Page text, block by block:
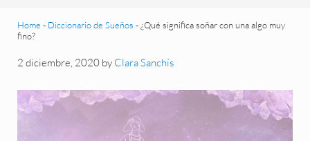
Home - Diccionario de Sueños -¿Qué significa soñar con una algo muy
fino?
2 diciembre, 2020 by Clara Sanchís